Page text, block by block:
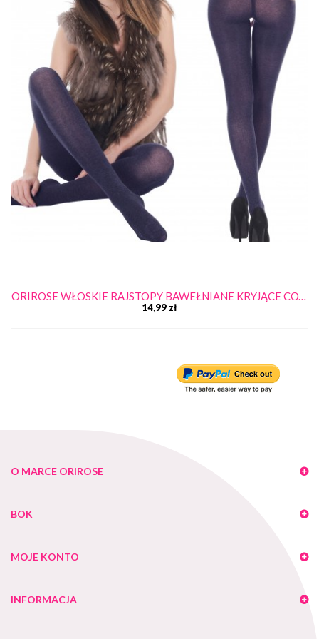
ORIROSE WŁOSKIE RAJSTOPY BAWEŁNIANE KRYJĄCE COTTON
14,99 zł
O MARCE ORIROSE
BOK
MOJE KONTO
INFORMACJA